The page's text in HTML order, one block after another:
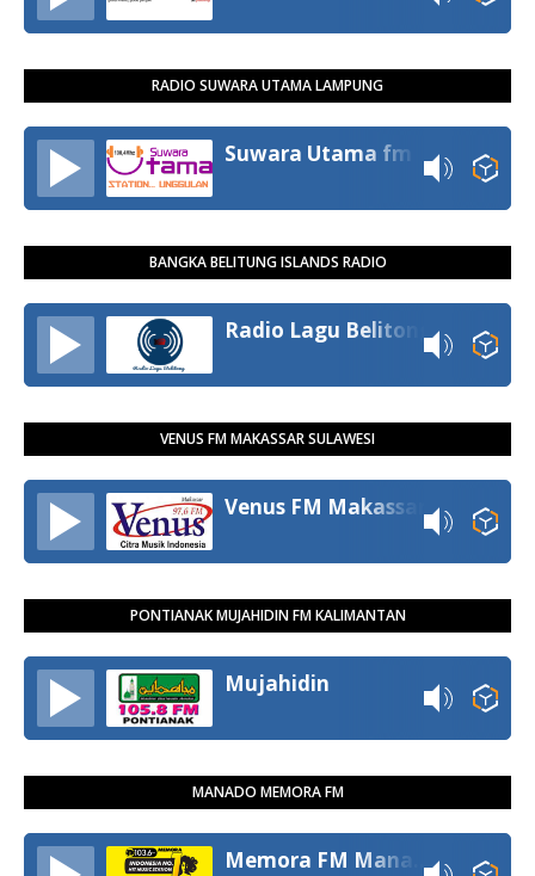
RADIO SUWARA UTAMA LAMPUNG
Suwara Utama fm
BANGKA BELITUNG ISLANDS RADIO
Radio Lagu Belitong
VENUS FM MAKASSAR SULAWESI
Venus FM Makassar
PONTIANAK MUJAHIDIN FM KALIMANTAN
Mujahidin
MANADO MEMORA FM